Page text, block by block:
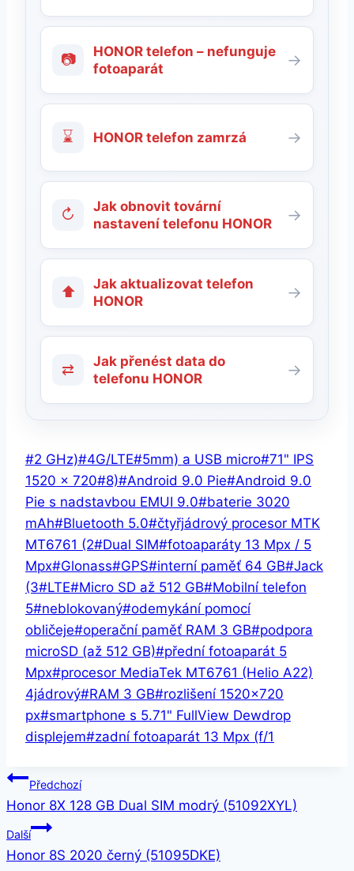
📷
HONOR telefon – nefunguje
fotoaparát
→
⌛ HONOR telefon zamrzá →
↻
Jak obnovit tovární
nastavení telefonu HONOR
→
⬆
Jak aktualizovat telefon
HONOR
→
⇄
Jak přenést data do
telefonu HONOR
→
Štítky
příspěvků:
#2 GHz)#4G/LTE#5mm) a USB micro#71" IPS
1520 × 720#8)#Android 9.0 Pie#Android 9.0
Pie s nadstavbou EMUI 9.0#baterie 3020
mAh#Bluetooth 5.0#čtyřjádrový procesor MTK
MT6761 (2#Dual SIM#fotoaparáty 13 Mpx / 5
Mpx#Glonass#GPS#interní paměť 64 GB#Jack
(3#LTE#Micro SD až 512 GB#Mobilní telefon
5#neblokovaný#odemykání pomocí
obličeje#operační paměť RAM 3 GB#podpora
microSD (až 512 GB)#přední fotoaparát 5
Mpx#procesor MediaTek MT6761 (Helio A22)
4jádrový#RAM 3 GB#rozlišení 1520×720
px#smartphone s 5.71" FullView Dewdrop
displejem#zadní fotoaparát 13 Mpx (f/1
Navigace
pro
příspěvek
Předchozí
Honor 8X 128 GB Dual SIM modrý (51092XYL)
Další
Honor 8S 2020 černý (51095DKE)